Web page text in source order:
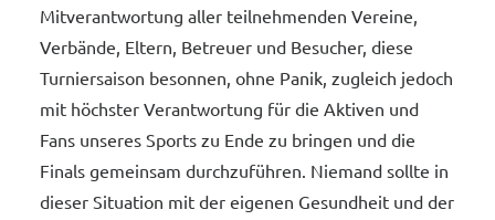
Mitverantwortung aller teilnehmenden Vereine,
Verbände, Eltern, Betreuer und Besucher, diese
Turniersaison besonnen, ohne Panik, zugleich jedoch
mit höchster Verantwortung für die Aktiven und
Fans unseres Sports zu Ende zu bringen und die
Finals gemeinsam durchzuführen. Niemand sollte in
dieser Situation mit der eigenen Gesundheit und der